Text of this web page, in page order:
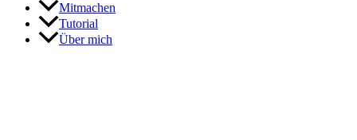
Mitmachen
Tutorial
Über mich